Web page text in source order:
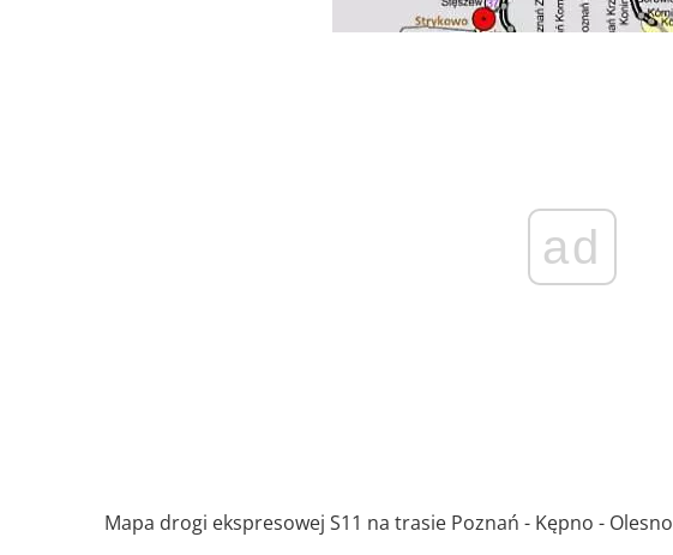
ad
Mapa drogi ekspresowej S11 na trasie Poznań - Kępno - Olesno